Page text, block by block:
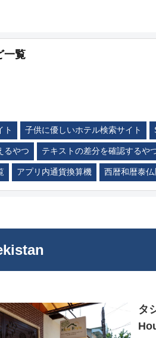
一覧
ト 子供に優しいホテル検索サイト
るやつ テキストの差分を確認するや
アプリ内通貨換算機 西暦和暦泰
タ